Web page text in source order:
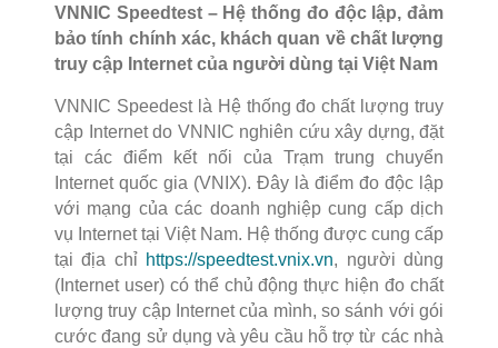
VNNIC Speedtest – Hệ thống đo độc lập, đảm
bảo tính chính xác, khách quan về chất lượng
truy cập Internet của người dùng tại Việt Nam
VNNIC Speedest là Hệ thống đo chất lượng truy
cập Internet do VNNIC nghiên cứu xây dựng, đặt
tại các điểm kết nối của Trạm trung chuyển
Internet quốc gia (VNIX). Đây là điểm đo độc lập
với mạng của các doanh nghiệp cung cấp dịch
vụ Internet tại Việt Nam. Hệ thống được cung cấp
tại địa chỉ https://speedtest.vnix.vn, người dùng
(Internet user) có thể chủ động thực hiện đo chất
lượng truy cập Internet của mình, so sánh với gói
cước đang sử dụng và yêu cầu hỗ trợ từ các nhà